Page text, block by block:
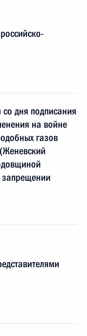
дня подписания
на войне
газов
запрещении